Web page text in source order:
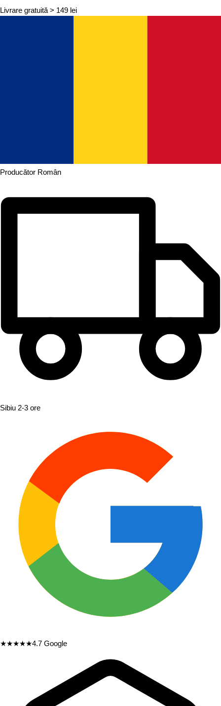
Livrare gratuită > 149 lei
Producător Român
Sibiu 2-3 ore
★★★★★4.7 Google